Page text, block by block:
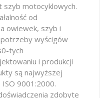
szyb motocyklowych.
od
owiewek, szyb i
wyścigów
tych
i produkcji
są najwyższej
ISO 9001:2000.
zdobyte